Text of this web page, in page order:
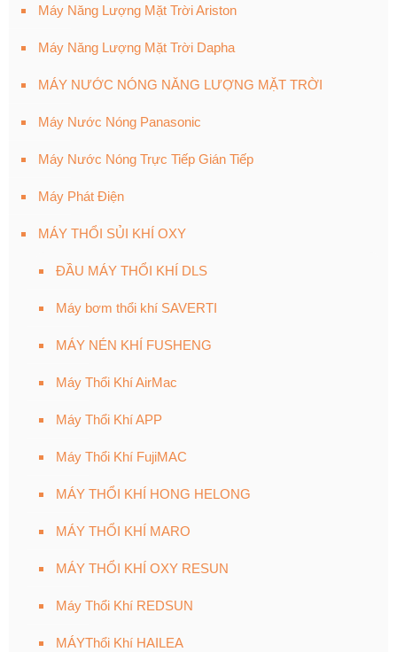
Máy Năng Lượng Mặt Trời Ariston
Máy Năng Lượng Mặt Trời Dapha
MÁY NƯỚC NÓNG NĂNG LƯỢNG MẶT TRỜI
Máy Nước Nóng Panasonic
Máy Nước Nóng Trực Tiếp Gián Tiếp
Máy Phát Điện
MÁY THỔI SỦI KHÍ OXY
ĐẦU MÁY THỔI KHÍ DLS
Máy bơm thổi khí SAVERTI
MÁY NÉN KHÍ FUSHENG
Máy Thổi Khí AirMac
Máy Thổi Khí APP
Máy Thổi Khí FujiMAC
MÁY THỔI KHÍ HONG HELONG
MÁY THỔI KHÍ MARO
MÁY THỔI KHÍ OXY RESUN
Máy Thổi Khí REDSUN
MÁYThổi Khí HAILEA